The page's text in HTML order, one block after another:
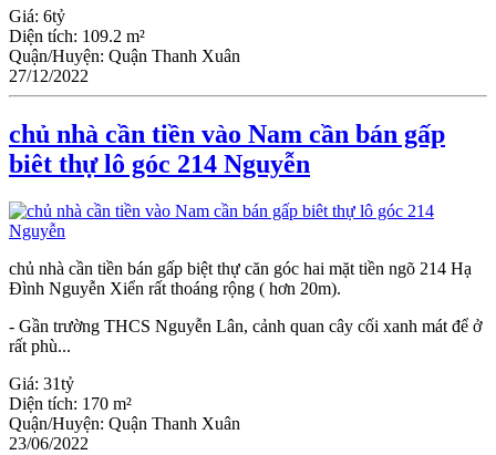
Giá: 6tỷ
Diện tích: 109.2 m²
Quận/Huyện: Quận Thanh Xuân
27/12/2022
chủ nhà cần tiền vào Nam cần bán gấp
biêt thự lô góc 214 Nguyễn
chủ nhà cần tiền bán gấp biệt thự căn góc hai mặt tiền ngõ 214 Hạ
Đình Nguyễn Xiển rất thoáng rộng ( hơn 20m).
- Gần trường THCS Nguyễn Lân, cảnh quan cây cối xanh mát để ở
rất phù...
Giá: 31tỷ
Diện tích: 170 m²
Quận/Huyện: Quận Thanh Xuân
23/06/2022